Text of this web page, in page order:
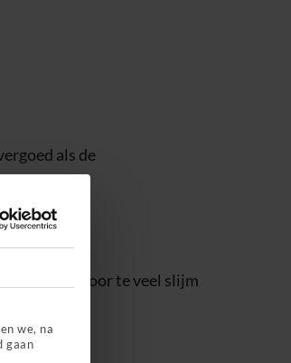
we, na
gaan
als de
en er daardoor te veel slijm